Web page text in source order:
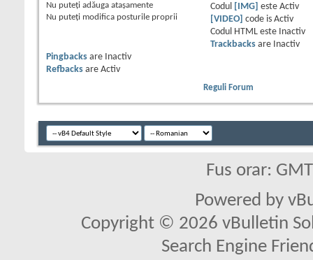
Nu puteţi adăuga ataşamente
Nu puteţi modifica posturile proprii
Codul
[IMG] este Activ
[VIDEO]
code is Activ
Codul HTML este
Inactiv
Trackbacksare
Inactiv
Pingbacks are
Inactiv
Refbacks are Activ
Reguli Forum
Fus orar:
Powered by
Copyright © 2026 vBulletin
Search Engine